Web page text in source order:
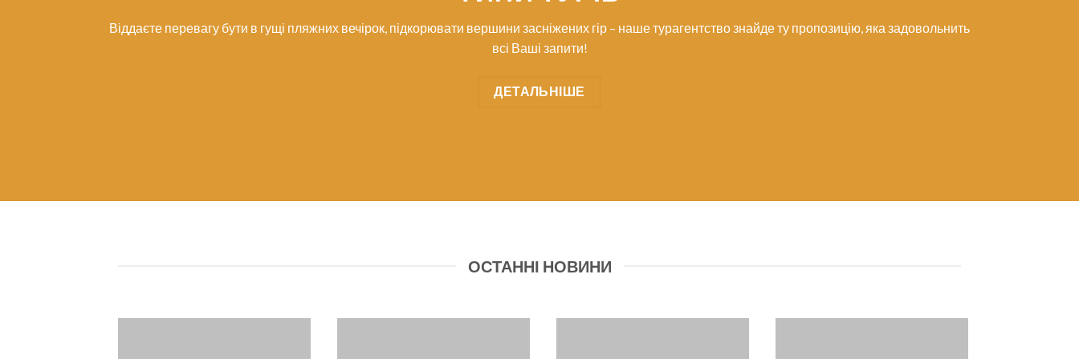
Віддаєте перевагу бути в гущі пляжних вечірок, підкорювати вершини засніжених гір – наше турагентство знайде ту пропозицію, яка задовольнить
всі Ваші запити!
ДЕТАЛЬНІШЕ
ОСТАННІ НОВИНИ